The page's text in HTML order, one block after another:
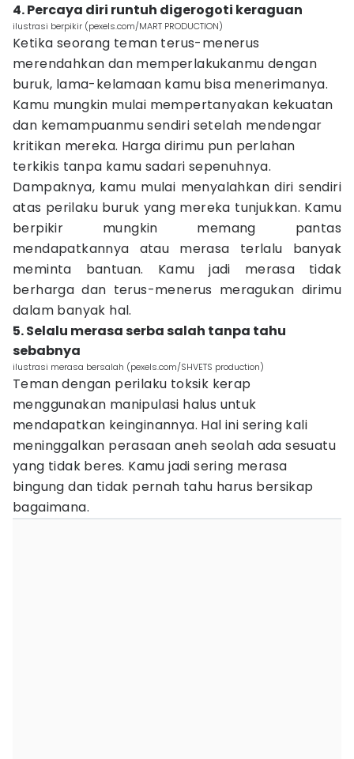
4. Percaya diri runtuh digerogoti keraguan
ilustrasi berpikir (pexels.com/MART PRODUCTION)
Ketika seorang teman terus-menerus
merendahkan dan memperlakukanmu dengan
buruk, lama-kelamaan kamu bisa menerimanya.
Kamu mungkin mulai mempertanyakan kekuatan
dan kemampuanmu sendiri setelah mendengar
kritikan mereka. Harga dirimu pun perlahan
terkikis tanpa kamu sadari sepenuhnya.
Dampaknya, kamu mulai menyalahkan diri sendiri
atas perilaku buruk yang mereka tunjukkan. Kamu
berpikir mungkin memang pantas
mendapatkannya atau merasa terlalu banyak
meminta bantuan. Kamu jadi merasa tidak
berharga dan terus-menerus meragukan dirimu
dalam banyak hal.
5. Selalu merasa serba salah tanpa tahu
sebabnya
ilustrasi merasa bersalah (pexels.com/SHVETS production)
Teman dengan perilaku toksik kerap
menggunakan manipulasi halus untuk
mendapatkan keinginannya. Hal ini sering kali
meninggalkan perasaan aneh seolah ada sesuatu
yang tidak beres. Kamu jadi sering merasa
bingung dan tidak pernah tahu harus bersikap
bagaimana.